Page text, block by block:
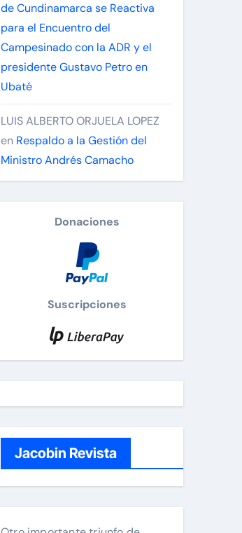
de Cundinamarca se Reactiva
para el Encuentro del
Campesinado con la ADR y el
presidente Gustavo Petro en
Ubaté
LUIS ALBERTO ORJUELA LOPEZ
en Respaldo a la Gestión del
Ministro Andrés Camacho
Donaciones
Suscripciones
Jacobin Revista